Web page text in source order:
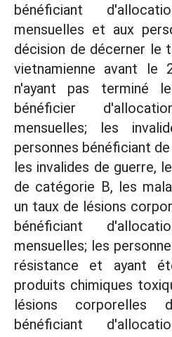
bénéficiant
mensuelles et aux
décision de décerner le
vietnamienne avant le
n'ayant pas terminé
bénéficier
mensuelles; les
personnes bénéficiant
les invalides de guerre,
de catégorie B, les
un taux de lésions
bénéficiant
mensuelles; les
résistance et ayant
produits chimiques
lésions
bénéficiant